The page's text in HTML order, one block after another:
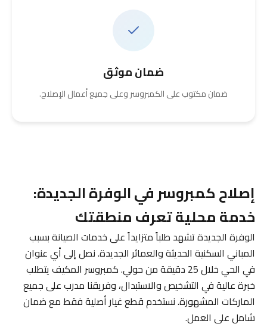
ضمان موثق
ضمان مكتوب على الكمبروسر وعلى جميع أعمال الإصلاح.
إصلاح كمبروسر في الوفرة الجديدة:
خدمة محلية تعرف منطقتك
الوفرة الجديدة تشهد طلباً متزايداً على خدمات الصيانة بسبب
المباني السكنية الحديثة والعمائر الجديدة. نصل إلى أي عنوان
في الحي خلال 25 دقيقة من حولي. كمبروسر المكيف يتطلب
خبرة عالية في التشخيص والاستبدال، وفريقنا مدرب على جميع
الماركات المشهورة. نستخدم قطع غيار أصلية فقط مع ضمان
شامل على العمل.